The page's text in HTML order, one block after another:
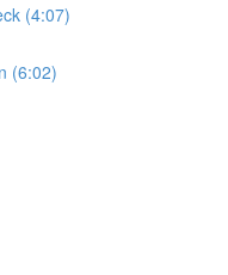
(4:07)
(6:02)